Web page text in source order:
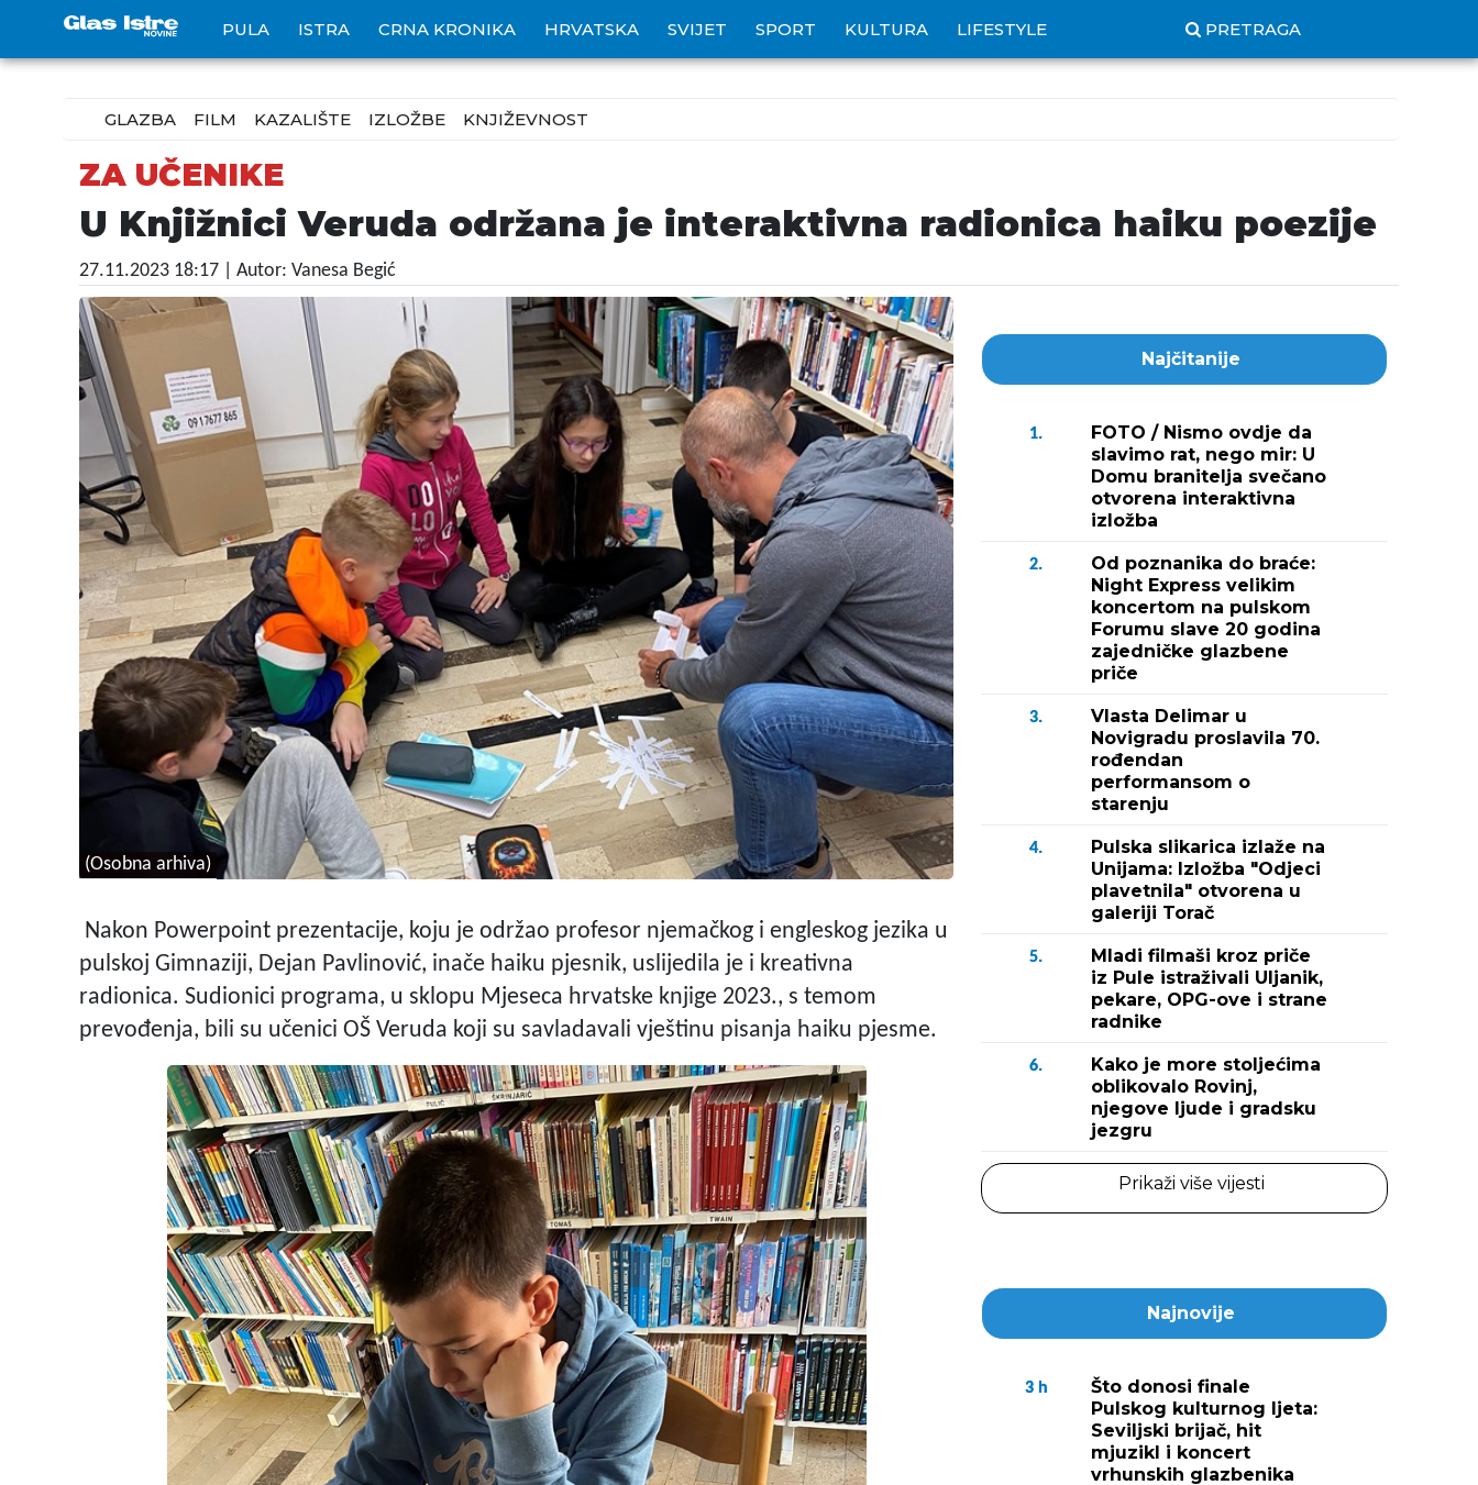
PULA ISTRA CRNA KRONIKA HRVATSKA SVIJET SPORT KULTURA LIFESTYLE PRETRAGA
GLAZBA FILM KAZALIŠTE IZLOŽBE KNJIŽEVNOST
ZA UČENIKE
U Knjižnici Veruda održana je interaktivna radionica haiku poezije
27.11.2023 18:17 | Autor: Vanesa Begić
(Osobna arhiva)
Nakon Powerpoint prezentacije, koju je održao profesor njemačkog i engleskog jezika u
pulskoj Gimnaziji, Dejan Pavlinović, inače haiku pjesnik, uslijedila je i kreativna
radionica. Sudionici programa, u sklopu Mjeseca hrvatske knjige 2023., s temom
prevođenja, bili su učenici OŠ Veruda koji su savladavali vještinu pisanja haiku pjesme.
Najčitanije
1.
FOTO / Nismo ovdje da
slavimo rat, nego mir: U
Domu branitelja svečano
otvorena interaktivna
izložba
2.
Od poznanika do braće:
Night Express velikim
koncertom na pulskom
Forumu slave 20 godina
zajedničke glazbene
priče
3.
Vlasta Delimar u
Novigradu proslavila 70.
rođendan
performansom o
starenju
4.
Pulska slikarica izlaže na
Unijama: Izložba "Odjeci
plavetnila" otvorena u
galeriji Torač
5.
Mladi filmaši kroz priče
iz Pule istraživali Uljanik,
pekare, OPG-ove i strane
radnike
6.
Kako je more stoljećima
oblikovalo Rovinj,
njegove ljude i gradsku
jezgru
Prikaži više vijesti
Najnovije
3 h
Što donosi finale
Pulskog kulturnog ljeta:
Seviljski brijač, hit
mjuzikl i koncert
vrhunskih glazbenika